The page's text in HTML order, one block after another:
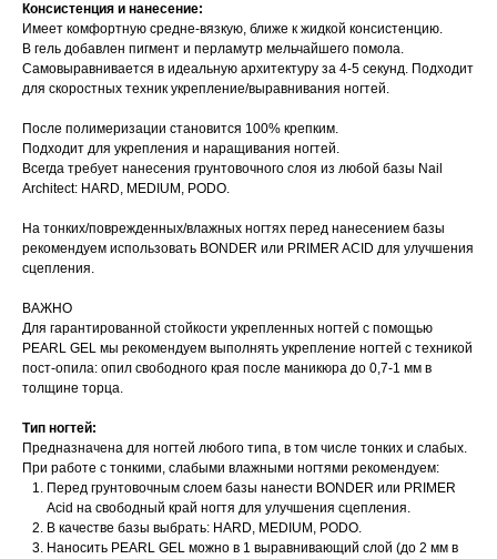
Консистенция и нанесение:
Имеет комфортную средне-вязкую, ближе к жидкой консистенцию.
В гель добавлен пигмент и перламутр мельчайшего помола.
Самовыравнивается в идеальную архитектуру за 4-5 секунд. Подходит
для скоростных техник укрепление/выравнивания ногтей.
После полимеризации становится 100% крепким.
Подходит для укрепления и наращивания ногтей.
Всегда требует нанесения грунтовочного слоя из любой базы Nail
Architect: HARD, MEDIUM, PODO.
На тонких/поврежденных/влажных ногтях перед нанесением базы
рекомендуем использовать BONDER или PRIMER ACID для улучшения
сцепления.
ВАЖНО
Для гарантированной стойкости укрепленных ногтей с помощью
PEARL GEL мы рекомендуем выполнять укрепление ногтей с техникой
пост-опила: опил свободного края после маникюра до 0,7-1 мм в
толщине торца.
Тип ногтей:
Предназначена для ногтей любого типа, в том числе тонких и слабых.
При работе с тонкими, слабыми влажными ногтями рекомендуем:
Перед грунтовочным слоем базы нанести BONDER или PRIMER
Acid на свободный край ногтя для улучшения сцепления.
В качестве базы выбрать: HARD, MEDIUM, PODO.
Наносить PEARL GEL можно в 1 выравнивающий слой (до 2 мм в